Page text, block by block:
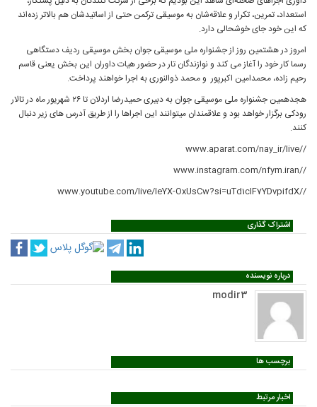
استعداد، تمرین، تکرار و علاقه‌شان به موسیقی ترکمن حتی از اساتیدشان هم بالاتر زده‌اند
که این خود جای خوشحالی دارد.
امروز در هشتمین روز از جشنواره ملی موسیقی جوان بخش موسیقی ردیف دستگاهی
رسما کار خود را آغاز می کند و نوازندگان تار در حضور هیات داوران این بخش یعنی قاسم
رحیم زاده، محمدامین اکبرپور و محمد ذوالنوری به اجرا خواهند پرداخت.
هجدهمین جشنواره ملی موسیقی جوان به دبیری حمیدرضا اردلان تا ۲۶ شهریور ماه در تالار
رودکی برگزار خواهد بود و علاقمندان می‏توانند این اجراها را از طریق آدرس‏ های زیر دنبال
کنند.
//www.aparat.com/nay_ir/live
//www.instagram.com/nfym.iran
//www.youtube.com/live/IeYX-OxUsCw?si=uTd1clF7YDvpifdX
اشتراک گذاری
درباره نویسنده
modir3
برچسب ها
اخبار مرتبط